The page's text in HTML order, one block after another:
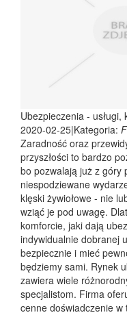
Ubezpieczenia -
2020-02-25|Kategoria:
Zaradność oraz
przyszłości to bardzo
bo pozwalają już z góry
niespodziewane
klęski żywiołowe - nie
wziąć je pod uwagę.
komforcie, jaki dają
indywidualnie dobranej
bezpiecznie i mieć
będziemy sami. Rynek
zawiera wiele
specjalistom. Firma
cenne doświadczenie w